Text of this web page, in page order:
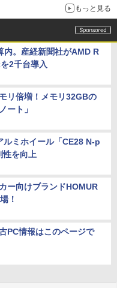
もっと見る
内。産経新聞社がAMD R
2千台導入
リ倍増！メモリ32GBの
ート」
ルミホイール「CE28 N-p
性を向上
ー向けブランドHOMUR
！
PC情報はこのページで